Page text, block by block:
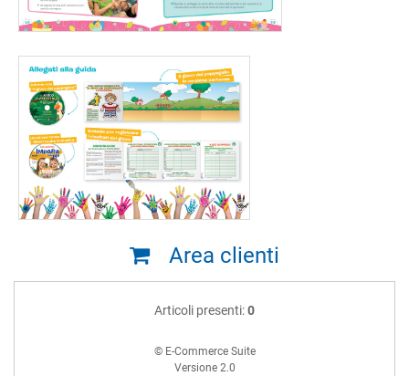
Area clienti
Articoli presenti:0
© E-Commerce Suite
Versione 2.0